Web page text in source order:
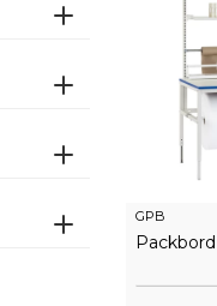
GPB
Packbord